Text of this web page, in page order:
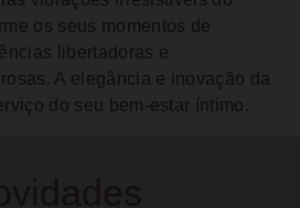
os seus momentos de
libertadoras e
A elegância e inovação da
do seu bem-estar íntimo.